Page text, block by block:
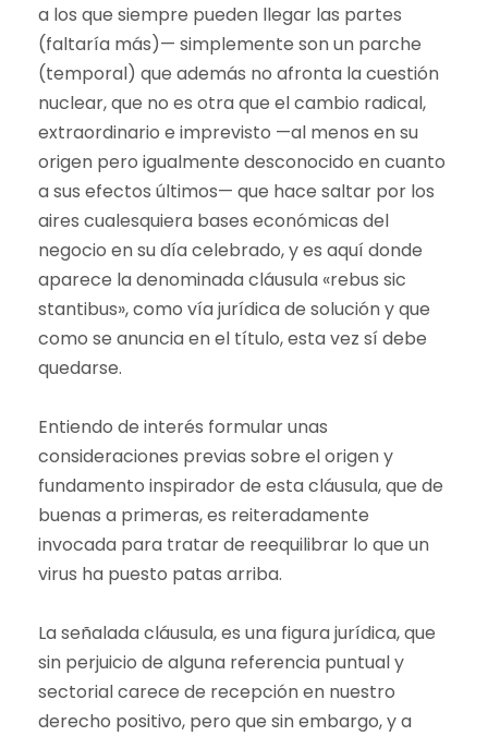
a los que siempre pueden llegar las partes
(faltaría más)— simplemente son un parche
(temporal) que además no afronta la cuestión
nuclear, que no es otra que el cambio radical,
extraordinario e imprevisto —al menos en su
origen pero igualmente desconocido en cuanto
a sus efectos últimos— que hace saltar por los
aires cualesquiera bases económicas del
negocio en su día celebrado, y es aquí donde
aparece la denominada cláusula «rebus sic
stantibus», como vía jurídica de solución y que
como se anuncia en el título, esta vez sí debe
quedarse.
Entiendo de interés formular unas
consideraciones previas sobre el origen y
fundamento inspirador de esta cláusula, que de
buenas a primeras, es reiteradamente
invocada para tratar de reequilibrar lo que un
virus ha puesto patas arriba.
La señalada cláusula, es una figura jurídica, que
sin perjuicio de alguna referencia puntual y
sectorial carece de recepción en nuestro
derecho positivo, pero que sin embargo, y a